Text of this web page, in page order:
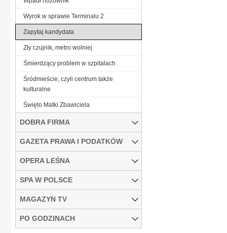
Wyrok w sprawie Terminalu 2
Zapytaj kandydata
Zły czujnik, metro wolniej
Śmierdzący problem w szpitalach
Śródmieście, czyli centrum także
kulturalne
Święto Matki Zbawiciela
DOBRA FIRMA
GAZETA PRAWA I PODATKÓW
OPERA LEŚNA
SPA W POLSCE
MAGAZYN TV
PO GODZINACH